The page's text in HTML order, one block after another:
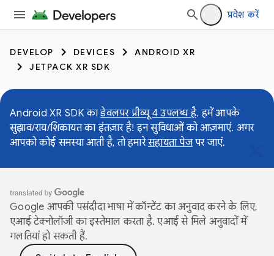
प्रवेश करें
DEVELOP DEVICES
ANDROID XR
JETPACK XR SDK
Android XR SDK काडेवलपर प्रीव्यू 4 उपलब्ध है. हमें आपके
सुझाव/राय/शिकायत का इंतज़ार है! इन सुविधाओं को आज़माएं. अगर
आपको कोई समस्या आती है, तो हमारेसहायता पेजपर जाएं.
Google आपकी पसंदीदा भाषा में कॉन्टेंट का अनुवाद करने के लिए,
एआई टेक्नोलॉजी का इस्तेमाल करता है. एआई से मिले अनुवादों में
गलतियां हो सकती हैं.